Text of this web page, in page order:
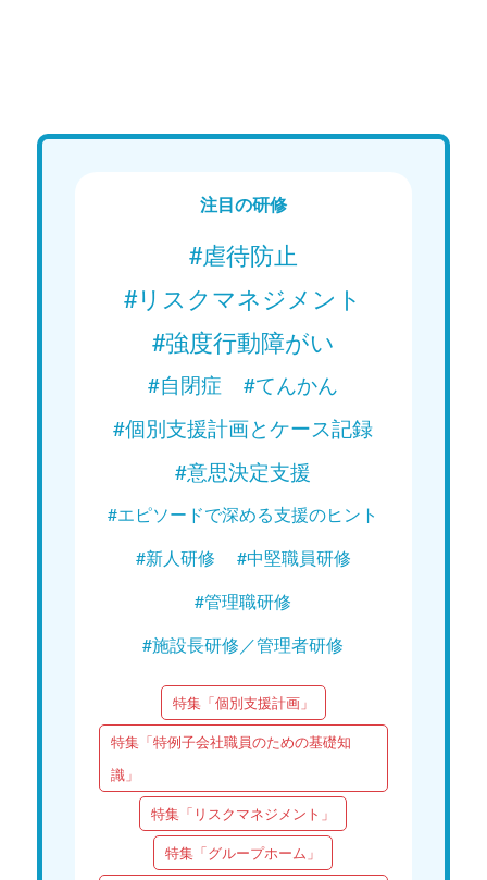
ール術」
Web講義を視聴する
対応」
注目の研修
#虐待防止
#リスクマネジメント
#強度行動障がい
#自閉症
#てんかん
#個別支援計画とケース記録
#意思決定支援
#エピソードで深める支援のヒント
#新人研修
#中堅職員研修
#管理職研修
#施設長研修／管理者研修
特集「個別支援計画」
特集「特例子会社職員のための基礎知
識」
特集「リスクマネジメント」
特集「グループホーム」